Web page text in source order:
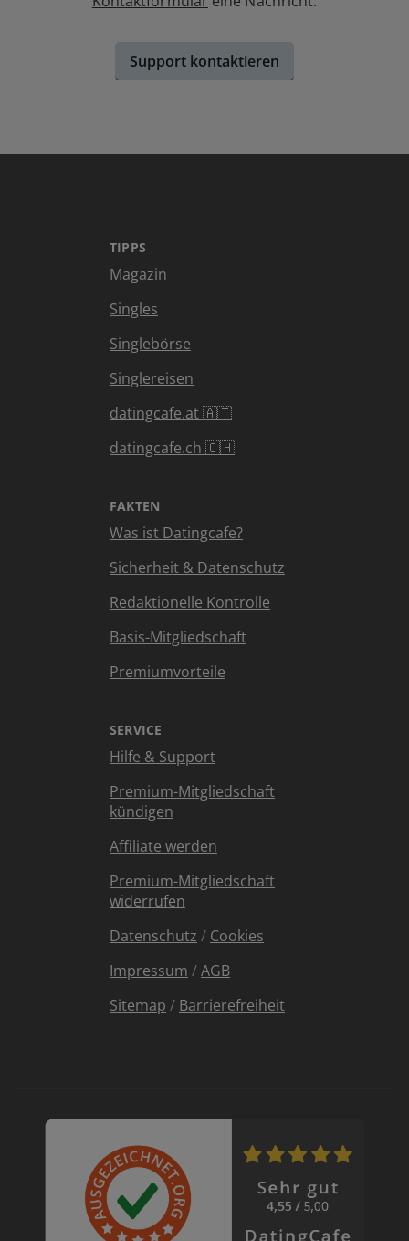
Support kontaktieren
TIPPS
Magazin
Singles
Singlebörse
Singlereisen
datingcafe.at 🇦🇹
datingcafe.ch 🇨🇭
FAKTEN
Was ist Datingcafe?
Sicherheit & Datenschutz
Redaktionelle Kontrolle
Basis-Mitgliedschaft
Premiumvorteile
SERVICE
Hilfe & Support
Premium-Mitgliedschaft
kündigen
Affiliate werden
Premium-Mitgliedschaft
widerrufen
Datenschutz / Cookies
Impressum /AGB
Sitemap / Barrierefreiheit